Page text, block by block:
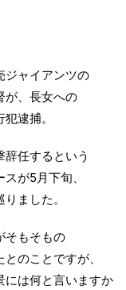
ジャイアンツの
が、長女への
逮捕。
辞任するという
が5月下旬、
ました。
そもそもの
のことですが、
には何と言いますか